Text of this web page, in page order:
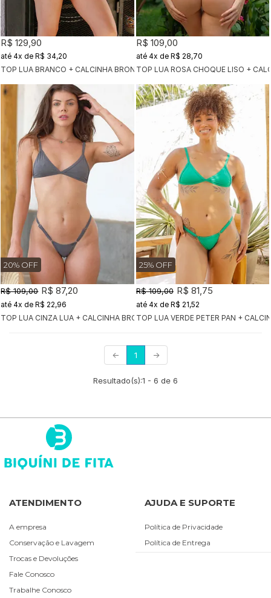
TOP LUA BRANCO + CALCINHA BRONZE BRANCO
R$ 129,90
4x deR$ 34,20
TOP LUA
R$ 109,00
4x de R$ 28,70
20% OFF
TOP LUA CINZA LUA + CALCINHA BRONZE CINZA LUA
R$ 109,00 R$ 87,20
4x deR$ 22,96
25% OFF
TOP LUA VERDE PETER PAN +
R$ 109,00 R$ 81,75
4x de R$ 21,52
← 1(current)
→
Resultado(s):1 - 6 de 6
ATENDIMENTO
A empresa
Conservação e Lavagem
Trocas e Devoluções
Fale Conosco
Trabalhe Conosco
AJUDA E SUPORTE
Política de Privacidade
Política de Entrega